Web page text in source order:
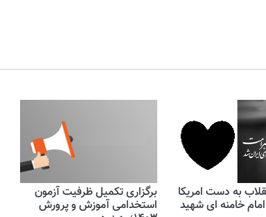
به دست امریکا
خامنه ای شهید
برگزاری تکمیل ظرفیت آزمون
استخدامی آموزش و پرورش